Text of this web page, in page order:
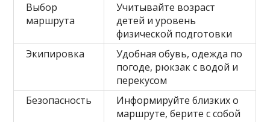
Выбор
маршрута
Учитывайте возраст
детей и уровень
физической подготовки
Экипировка
Удобная обувь, одежда по
погоде, рюкзак с водой и
перекусом
Безопасность
Информируйте близких о
маршруте, берите с собой